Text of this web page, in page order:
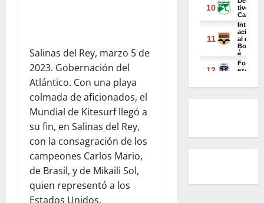
Salinas del Rey, marzo 5 de
2023. Gobernación del
Atlántico. Con una playa
colmada de aficionados, el
Mundial de Kitesurf llegó a
su fin, en Salinas del Rey,
con la consagración de los
campeones Carlos Mario,
de Brasil, y de Mikaili Sol,
quien representó a los
Estados Unidos.